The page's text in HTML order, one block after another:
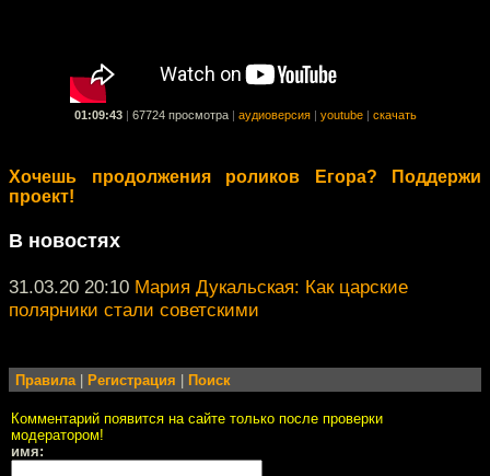
01:09:43 67724 просмотра аудиоверсия youtube скачать
Хочешь продолжения роликов Егора? Поддержи
проект!
В новостях
31.03.20 20:10 Мария Дукальская: Как царские
полярники стали советскими
Правила| Регистрация Поиск
Комментарий появится на сайте только после проверки
модератором!
имя: